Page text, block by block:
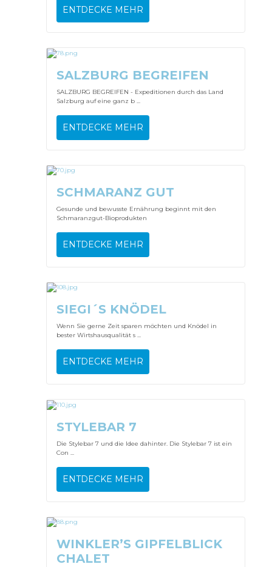
ENTDECKE MEHR
SALZBURG BEGREIFEN
SALZBURG BEGREIFEN - Expeditionen durch das Land
Salzburg auf eine ganz b ...
ENTDECKE MEHR
SCHMARANZ GUT
Gesunde und bewusste Ernährung beginnt mit den
Schmaranzgut-Bioprodukten
ENTDECKE MEHR
SIEGI´S KNÖDEL
Wenn Sie gerne Zeit sparen möchten und Knödel in
bester Wirtshausqualität s ...
ENTDECKE MEHR
STYLEBAR 7
Die Stylebar 7 und die Idee dahinter. Die Stylebar 7 ist ein
Con ...
ENTDECKE MEHR
WINKLER’S GIPFELBLICK
CHALET